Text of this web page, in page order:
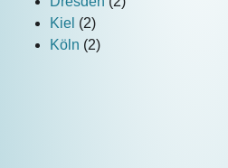
Kiel (2)
Köln (2)